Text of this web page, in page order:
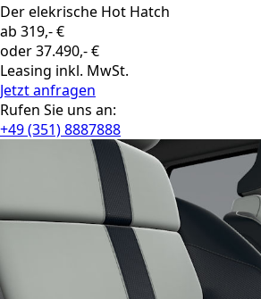
Der elekrische Hot Hatch
ab 319,- €
oder 37.490,- €
Leasing inkl. MwSt.
Jetzt anfragen
Rufen Sie uns an:
+49 (351) 8887888